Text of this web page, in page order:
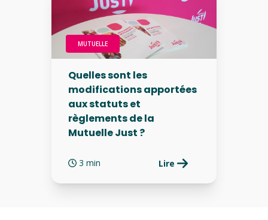
MUTUELLE
Quelles sont les
modifications apportées
aux statuts et
règlements de la
Mutuelle Just ?
3 min Lire